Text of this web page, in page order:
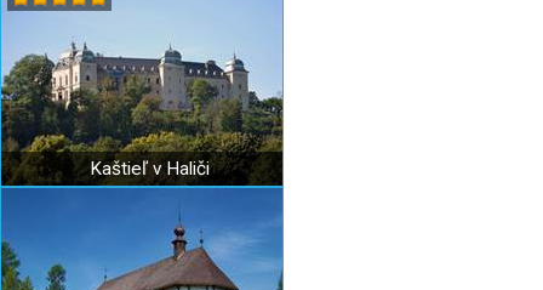
Kaštieľ v Haliči